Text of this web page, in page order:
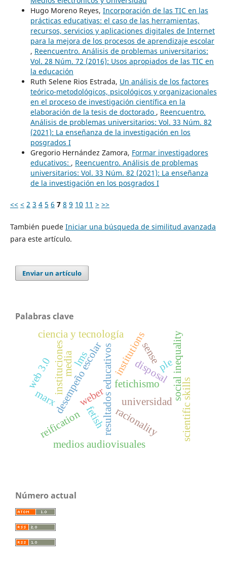
Hugo Moreno Reyes, Incorporación de las TIC en las
prácticas educativas: el caso de las herramientas,
recursos, servicios y aplicaciones digitales de Internet
para la mejora de los procesos de aprendizaje escolar
, Reencuentro. Análisis de problemas universitarios:
Vol. 28 Núm. 72 (2016): Usos apropiados de las TIC en
la educación
Ruth Selene Rios Estrada, Un análisis de los factores
teórico-metodológicos, psicológicos y organizacionales
en el proceso de investigación científica en la
elaboración de la tesis de doctorado , Reencuentro.
Análisis de problemas universitarios: Vol. 33 Núm. 82
(2021): La enseñanza de la investigación en los
posgrados I
Gregorio Hernández Zamora, Formar investigadores
educativos: , Reencuentro. Análisis de problemas
universitarios: Vol. 33 Núm. 82 (2021): La enseñanza
de la investigación en los posgrados I
<< < 2 3 4 5 6 7 8 9 10 11 > >>
También puede Iniciar una búsqueda de similitud avanzada
para este artículo.
Enviar un artículo
Palabras clave
universidad
fetichismo
resultados educativos
desempeño escolar social inequality
racionality
weber
institutions
instituciones
fetish
disposal
reification
marx
media
medios audiovisuales
scientific skills
ciencia y tecnología
ple
lms
web 3.0
sense
Número actual